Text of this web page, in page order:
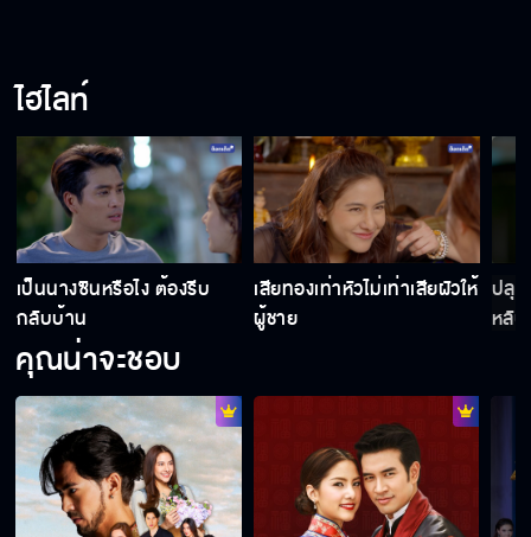
ไฮไลท์
เป็นนางซินหรือไง ต้องรีบ
กลับบ้าน
เสียทองเท่าหัวไม่เท่าเสียผัวให้
ผู้ชาย
ปลุ
หลั
คุณน่าจะชอบ